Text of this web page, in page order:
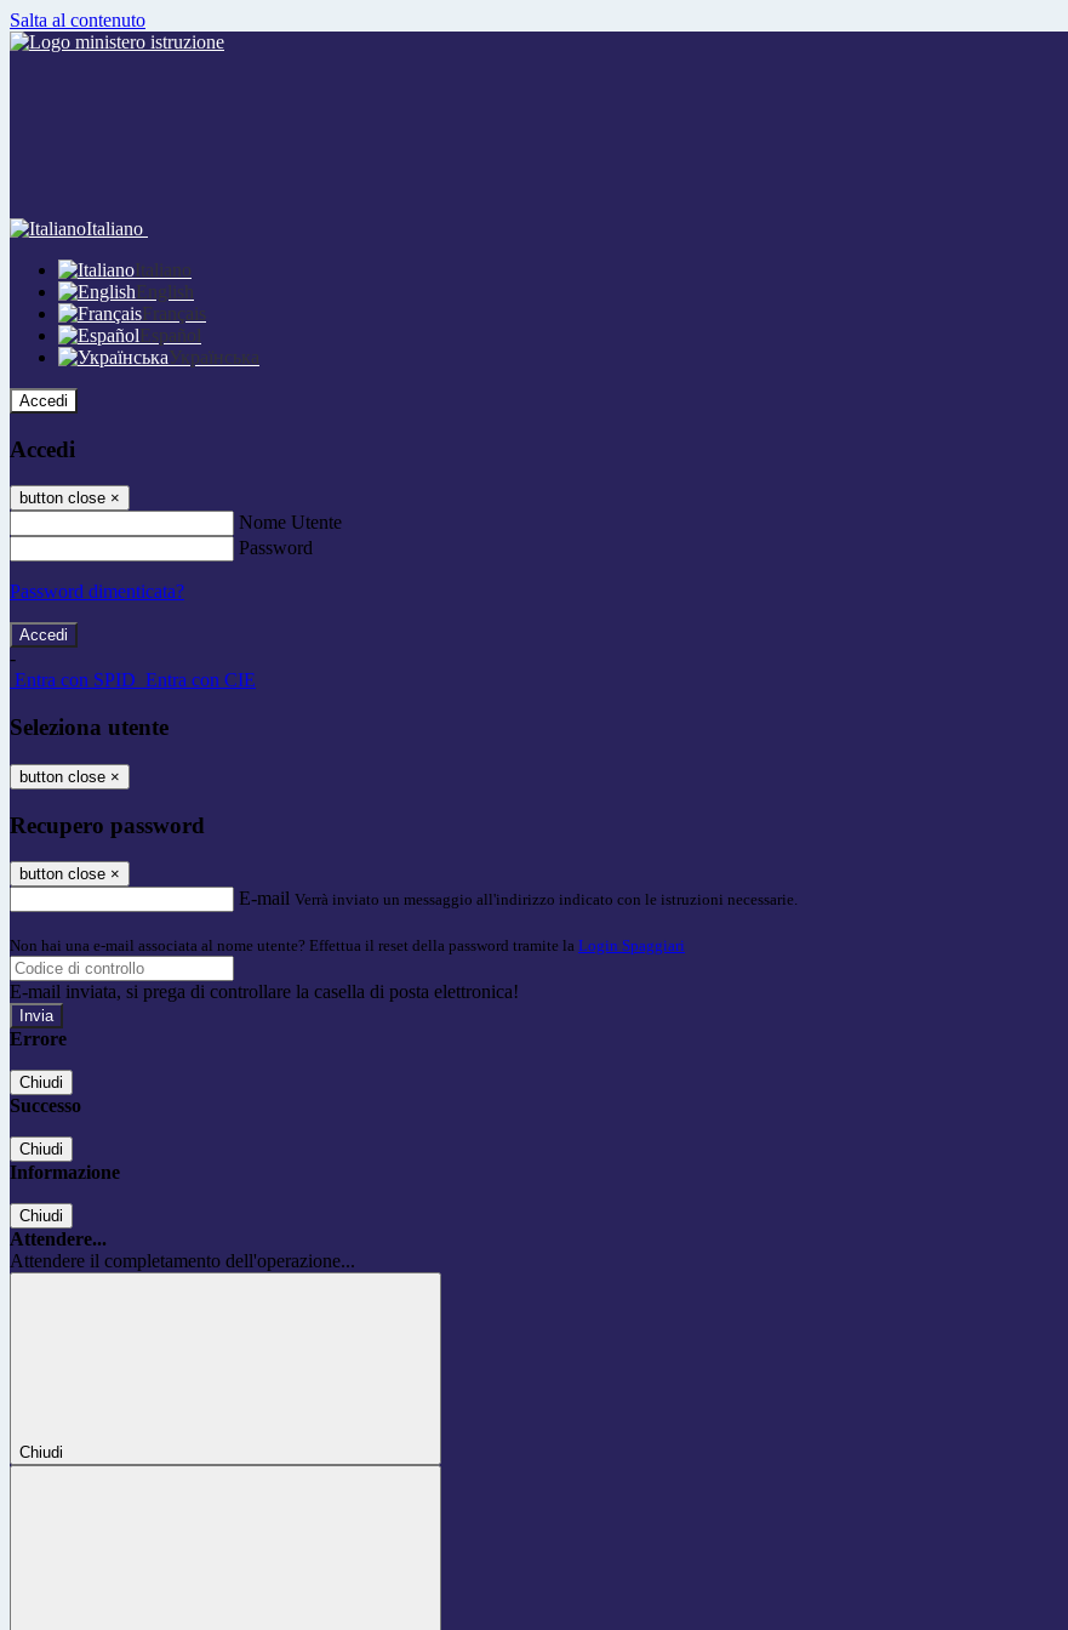
Salta al contenuto
Italiano
Italiano
English
Français
Español
Українська
Accedi
Accedi
button close ×
Nome Utente
Password
Password dimenticata?
-
Entra con SPID Entra con CIE
Seleziona utente
button close ×
Recupero password
button close ×
E-mail Verrà inviato un messaggio all'indirizzo indicato con le istruzioni necessarie.
Non hai una e-mail associata al nome utente? Effettua il reset della password tramite la Login Spaggiari
E-mail inviata, si prega di controllare la casella di posta elettronica!
Errore
Chiudi
Successo
Chiudi
Informazione
Chiudi
Attendere...
Attendere il completamento dell'operazione...
Chiudi